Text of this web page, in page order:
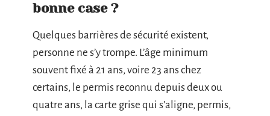
bonne case ?
Quelques barrières de sécurité existent,
personne ne s’y trompe. L’âge minimum
souvent fixé à 21 ans, voire 23 ans chez
certains, le permis reconnu depuis deux ou
quatre ans, la carte grise qui s’aligne, permis,